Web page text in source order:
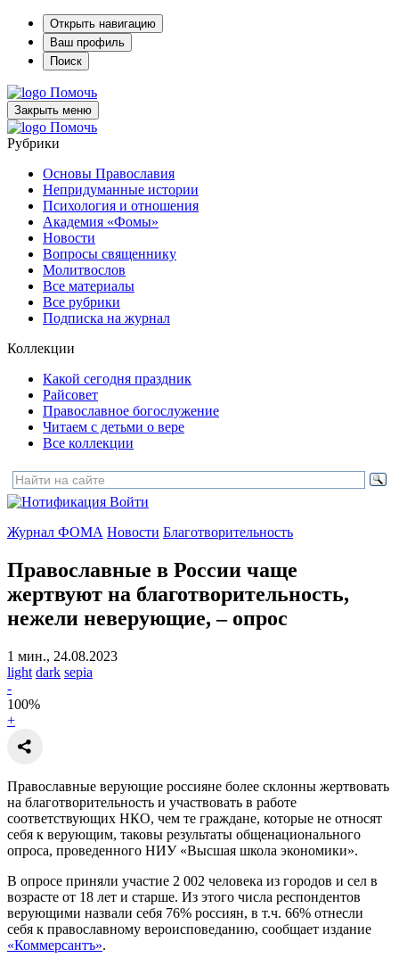
Открыть навигацию
Ваш профиль
Поиск
Помочь
Закрыть меню
Помочь
Рубрики
Основы Православия
Непридуманные истории
Психология и отношения
Академия «Фомы»
Новости
Вопросы священнику
Молитвослов
Все материалы
Все рубрики
Подписка на журнал
Коллекции
Какой сегодня праздник
Райсовет
Православное богослужение
Читаем с детьми о вере
Все коллекции
Войти
Журнал ФОМА Новости Благотворительность
Православные в России чаще
жертвуют на благотворительность,
нежели неверующие, – опрос
1 мин., 24.08.2023
light dark sepia
-
100%
+
Православные верующие россияне более склонны жертвовать
на благотворительность и участвовать в работе
соответствующих НКО, чем те граждане, которые не относят
себя к верующим, таковы результаты общенационального
опроса, проведенного НИУ «Высшая школа экономики».
В опросе приняли участие 2 002 человека из городов и сел в
возрасте от 18 лет и старше. Из этого числа респондентов
верующими назвали себя 76% россиян, в т.ч. 66% отнесли
себя к православному вероисповеданию, сообщает издание
«Коммерсантъ».